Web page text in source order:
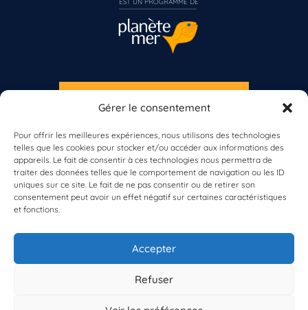
Gérer le consentement
Pour offrir les meilleures expériences, nous utilisons des technologies
telles que les cookies pour stocker et/ou accéder aux informations des
appareils. Le fait de consentir à ces technologies nous permettra de
traiter des données telles que le comportement de navigation ou les ID
uniques sur ce site. Le fait de ne pas consentir ou de retirer son
consentement peut avoir un effet négatif sur certaines caractéristiques
et fonctions.
Accepter
Refuser
À propos de BioLit
Vos données d'observation
Ressources
Résultats du programme
Contacts
S'INSCRIRE À LA NEWSLETTER
Vous n’êtes pas encore inscrit à Biolit ?
Inscrivez-vous dès maintenant